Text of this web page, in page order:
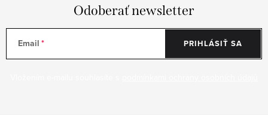
Odoberať newsletter
Email PRIHLÁSIŤ SA